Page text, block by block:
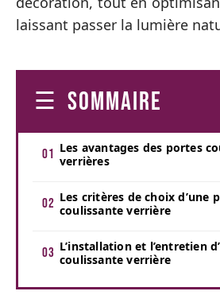
laissant passer la lumière
SOMMAIRE
Les avantages des portes
verrières
Les critères de choix d’une
coulissante verrière
L’installation et l’entretien
coulissante verrière